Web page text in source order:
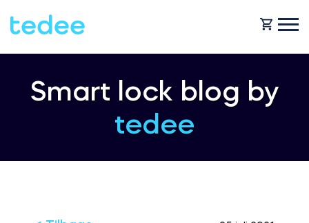
HVORDAN VIRKER DET?
Tedee GO
Smart lock blog by
tedee